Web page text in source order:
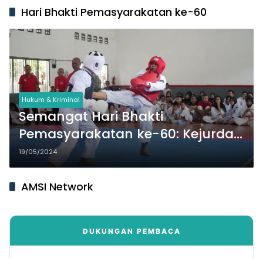
Hari Bhakti Pemasyarakatan ke-60
Hukum & Kriminal
Semangat Hari Bhakti
Pemasyarakatan ke-60: Kejurda
Kempo Piala Kakanwil
Kemenkumham Sumsel Digelar
Meriah di Lapas Palembang
19/05/2024
AMSI Network
DUKUNGAN PEMBACA